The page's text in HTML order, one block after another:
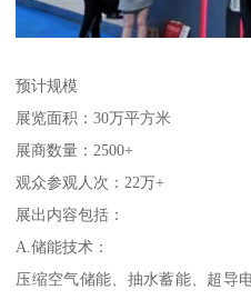
预计规模
展览面积：30万平方米
展商数量：2500+
观众参观人次：22万+
展出内容包括：
A.储能技术：
压缩空气储能、抽水蓄能、超导